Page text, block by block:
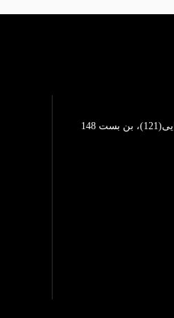
تهرانپارس، خیابان محمد رضایی(121)، بن بست 148